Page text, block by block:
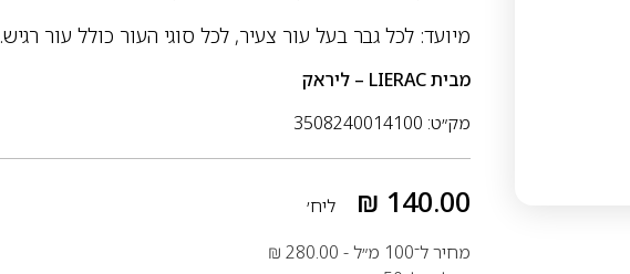
מיועד: לכל גבר בעל עור צעיר, לכל סוגי העור כולל עור רגיש.
מביתLIERAC – ליראק
מק״ט: 3508240014100
₪ 140.00
ליח׳
מחיר ל־100 מ״ל -
₪ 280.00